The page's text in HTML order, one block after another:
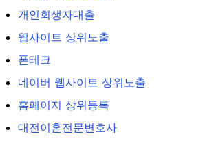
개인회생자대출
웹사이트 상위노출
폰테크
네이버 웹사이트 상위노출
홈페이지 상위등록
대전이혼전문변호사